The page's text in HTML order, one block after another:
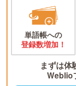
単語帳への
登録数増加！
まずは体
Weblio